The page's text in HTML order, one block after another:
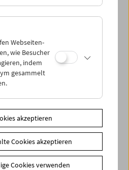
- John Cook
by Choice, Filmemacher von Beruf
on Screen
Webseiten-
wie Besucher
indem
gesammelt
akzeptieren
Cookies akzeptieren
Cookies verwenden